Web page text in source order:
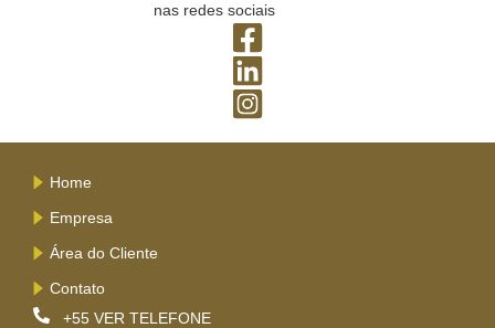
nas redes sociais
Home
Empresa
Área do Cliente
Contato
+55 VER TELEFONE